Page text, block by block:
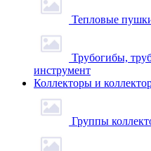
Тепловые
Трубогибы,
инструмент
Коллекторы и
Группы